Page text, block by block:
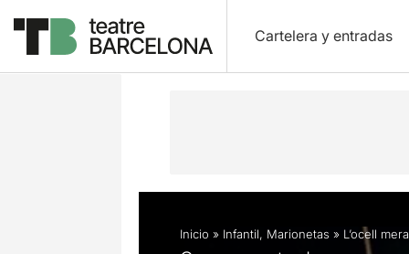
Cartelera y entradas
Descripción Ficha artística
Inicio » Infantil, Marionetas » L’ocell